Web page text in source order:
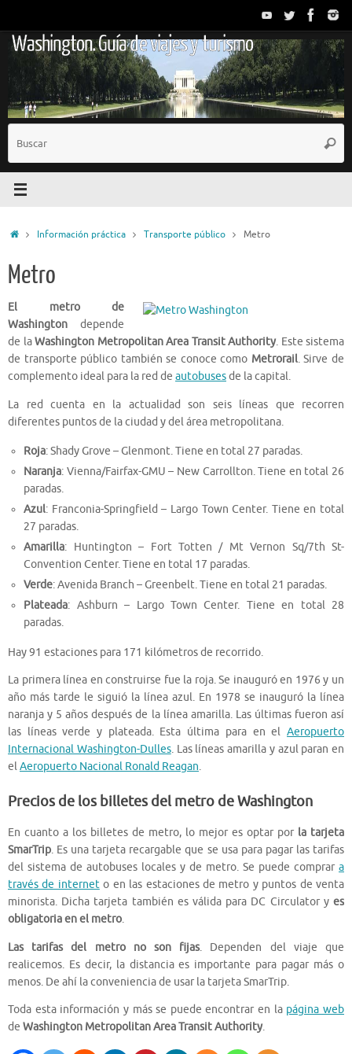
contenido
Washington. Guía de viajes y turismo
InicioInformación práctica Transporte público Metro
Metro
El metro de
Washington depende
de laWashington Metropolitan Area Transit Authority. Este sistema
de transporte público también se conoce como Metrorail. Sirve de
complemento ideal para la red de autobusesde la capital.
La red cuenta en la actualidad son seis líneas que recorren
diferentes puntos de la ciudad y del área metropolitana.
Roja: Shady Grove – Glenmont. Tiene en total 27 paradas.
Naranja: Vienna/Fairfax-GMU – New Carrollton. Tiene en total 26
paradas.
Azul: Franconia-Springfield – Largo Town Center. Tiene en total
27 paradas.
Amarilla: Huntington – Fort Totten / Mt Vernon Sq/7th St-
Convention Center. Tiene en total 17 paradas.
Verde: Avenida Branch – Greenbelt. Tiene en total 21 paradas.
Plateada: Ashburn – Largo Town Center. Tiene en total 28
paradas.
Hay 91 estaciones para 171 kilómetros de recorrido.
La primera línea en construirse fue la roja. Se inauguró en 1976 y un
año más tarde le siguió la línea azul. En 1978 se inauguró la línea
naranja y 5 años después de la línea amarilla. Las últimas fueron así
las líneas verde y plateada. Esta última para en el Aeropuerto
Internacional Washington-Dulles. Las líneas amarilla y azul paran en
elAeropuerto Nacional Ronald Reagan.
Precios de los billetes del metro de Washington
En cuanto a los billetes de metro, lo mejor es optar por la tarjeta
SmarTrip. Es una tarjeta recargable que se usa para pagar las tarifas
del sistema de autobuses locales y de metro. Se puede comprar a
través de interneto en las estaciones de metro y puntos de venta
minorista. Dicha tarjeta también es válida para DC Circulator y es
obligatoria en el metro.
Las tarifas del metro no son fijas. Dependen del viaje que
realicemos. Es decir, la distancia es importante para pagar más o
menos. De ahí la conveniencia de usar la tarjeta SmarTrip.
Toda esta información y más se puede encontrar en la página web
de Washington Metropolitan Area Transit Authority.